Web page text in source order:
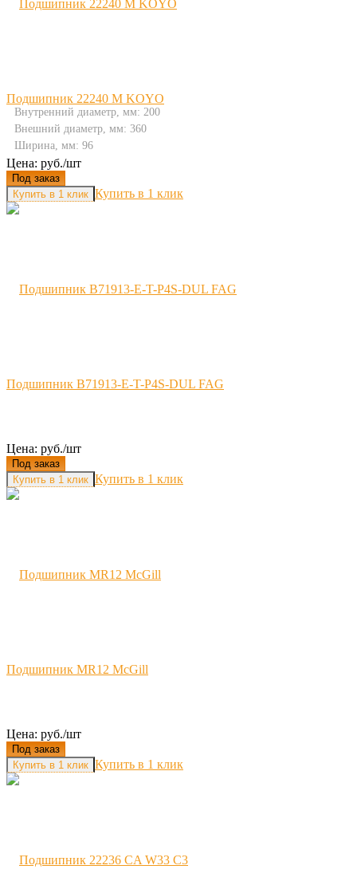
Подшипник 22240 M KOYO
Внутренний диаметр, мм: 200
Внешний диаметр, мм: 360
Ширина, мм: 96
Цена: руб./шт
Под заказ
Купить в 1 клик
Подшипник B71913-E-T-P4S-DUL FAG
Цена: руб./шт
Под заказ
Купить в 1 клик
Подшипник MR12 McGill
Цена: руб./шт
Под заказ
Купить в 1 клик